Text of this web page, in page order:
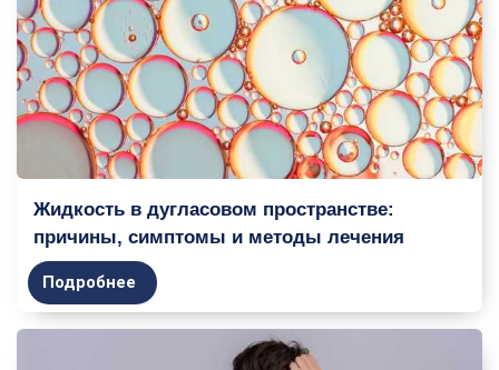
Жидкость в дугласовом пространстве:
причины, симптомы и методы лечения
Подробнее